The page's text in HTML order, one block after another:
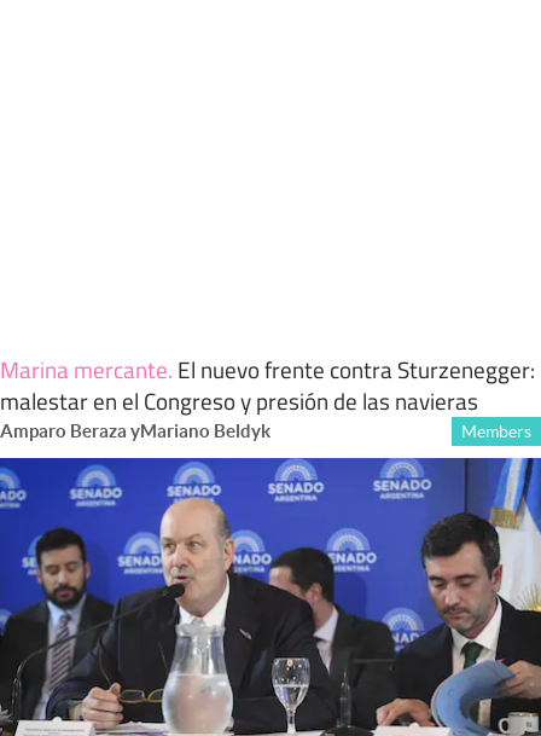
Marina mercante. El nuevo frente contra Sturzenegger:
malestar en el Congreso y presión de las navieras
Amparo Beraza yMariano Beldyk Members